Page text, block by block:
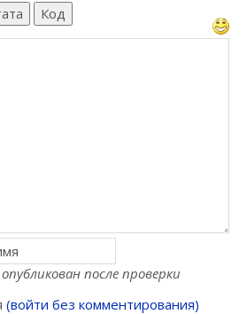
Код
после проверки
(войти без комментирования)